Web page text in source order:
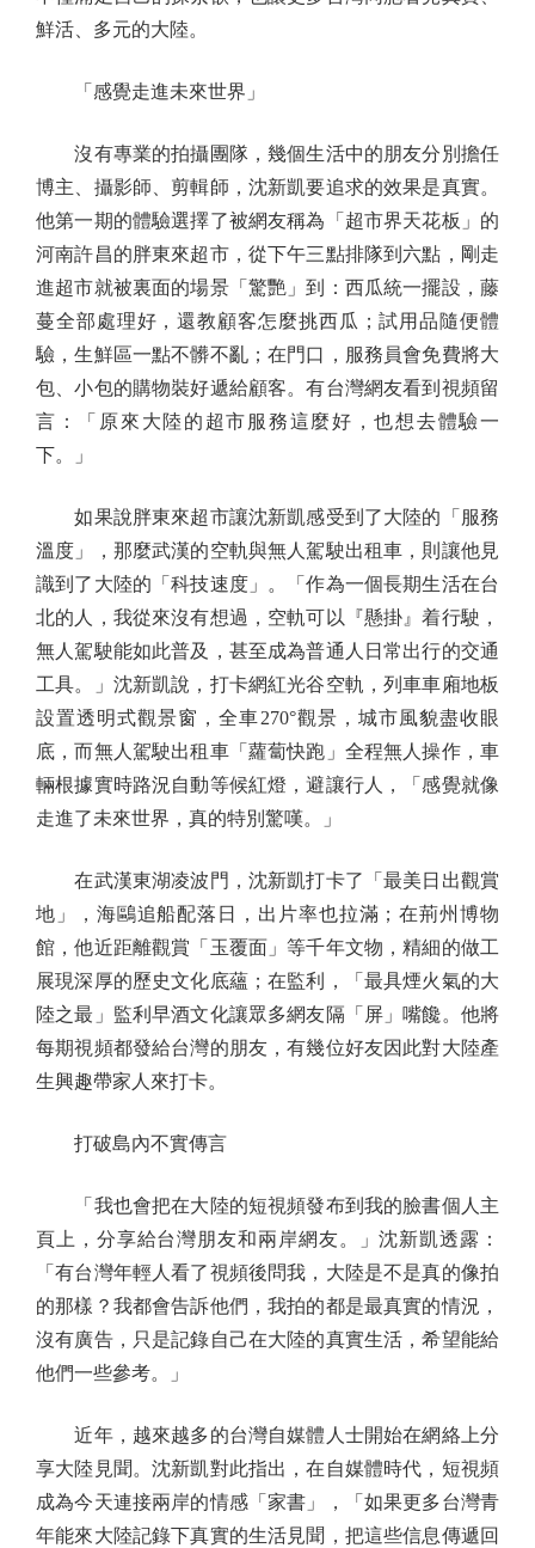
鮮活、多元的大陸。
「感覺走進未來世界」
沒有專業的拍攝團隊，幾個生活中的朋友分別擔任
博主、攝影師、剪輯師，沈新凱要追求的效果是真實。
他第一期的體驗選擇了被網友稱為「超市界天花板」的
河南許昌的胖東來超市，從下午三點排隊到六點，剛走
進超市就被裏面的場景「驚艷」到：西瓜統一擺設，藤
蔓全部處理好，還教顧客怎麼挑西瓜；試用品隨便體
驗，生鮮區一點不髒不亂；在門口，服務員會免費將大
包、小包的購物裝好遞給顧客。有台灣網友看到視頻留
言：「原來大陸的超市服務這麼好，也想去體驗一
下。」
如果說胖東來超市讓沈新凱感受到了大陸的「服務
溫度」，那麼武漢的空軌與無人駕駛出租車，則讓他見
識到了大陸的「科技速度」。「作為一個長期生活在台
北的人，我從來沒有想過，空軌可以『懸掛』着行駛，
無人駕駛能如此普及，甚至成為普通人日常出行的交通
工具。」沈新凱說，打卡網紅光谷空軌，列車車廂地板
設置透明式觀景窗，全車270°觀景，城市風貌盡收眼
底，而無人駕駛出租車「蘿蔔快跑」全程無人操作，車
輛根據實時路況自動等候紅燈，避讓行人，「感覺就像
走進了未來世界，真的特別驚嘆。」
在武漢東湖凌波門，沈新凱打卡了「最美日出觀賞
地」，海鷗追船配落日，出片率也拉滿；在荊州博物
館，他近距離觀賞「玉覆面」等千年文物，精細的做工
展現深厚的歷史文化底蘊；在監利，「最具煙火氣的大
陸之最」監利早酒文化讓眾多網友隔「屏」嘴饞。他將
每期視頻都發給台灣的朋友，有幾位好友因此對大陸產
生興趣帶家人來打卡。
打破島內不實傳言
「我也會把在大陸的短視頻發布到我的臉書個人主
頁上，分享給台灣朋友和兩岸網友。」沈新凱透露：
「有台灣年輕人看了視頻後問我，大陸是不是真的像拍
的那樣？我都會告訴他們，我拍的都是最真實的情況，
沒有廣告，只是記錄自己在大陸的真實生活，希望能給
他們一些參考。」
近年，越來越多的台灣自媒體人士開始在網絡上分
享大陸見聞。沈新凱對此指出，在自媒體時代，短視頻
成為今天連接兩岸的情感「家書」，「如果更多台灣青
年能來大陸記錄下真實的生活見聞，把這些信息傳遞回